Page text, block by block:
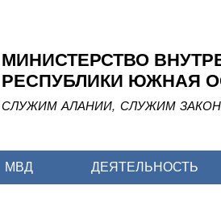
МИНИСТЕРСТВО
РЕСПУБЛИКИ ЮЖНАЯ
СЛУЖИМ АЛАНИИ, СЛУЖИМ
МВД ДЕЯТЕЛЬНОСТЬ